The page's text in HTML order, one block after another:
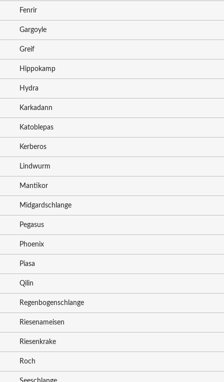
Fenrir
Gargoyle
Greif
Hippokamp
Hydra
Karkadann
Katoblepas
Kerberos
Lindwurm
Mantikor
Midgardschlange
Pegasus
Phoenix
Piasa
Qilin
Regenbogenschlange
Riesenameisen
Riesenkrake
Roch